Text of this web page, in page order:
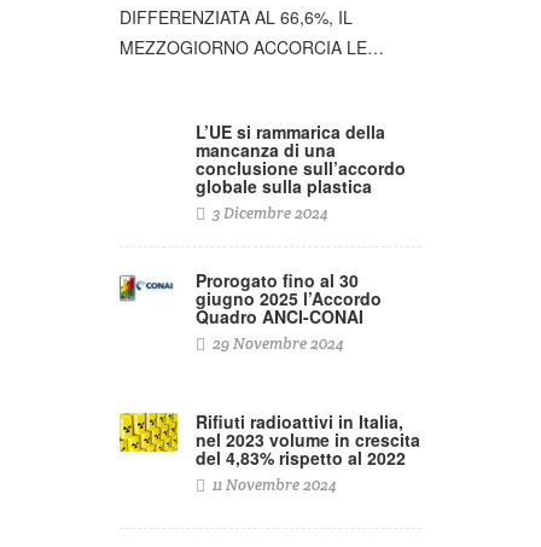
DIFFERENZIATA AL 66,6%, IL
MEZZOGIORNO ACCORCIA LE…
L’UE si rammarica della
mancanza di una
conclusione sull’accordo
globale sulla plastica
3 Dicembre 2024
Prorogato fino al 30
giugno 2025 l’Accordo
Quadro ANCI-CONAI
29 Novembre 2024
Rifiuti radioattivi in Italia,
nel 2023 volume in crescita
del 4,83% rispetto al 2022
11 Novembre 2024